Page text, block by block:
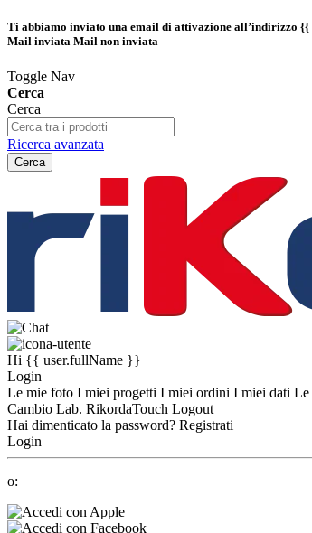
Ti abbiamo inviato una email di attivazione all’indirizzo {{
Mail inviata Mail non inviata
Toggle Nav
Cerca
Cerca
Ricerca avanzata
Cerca
Hi {{ user.fullName }}
Login
Le mie foto I miei progetti I miei ordini I miei dati Le
Cambio Lab. RikordaTouch Logout
Hai dimenticato la password? Registrati
Login
o: